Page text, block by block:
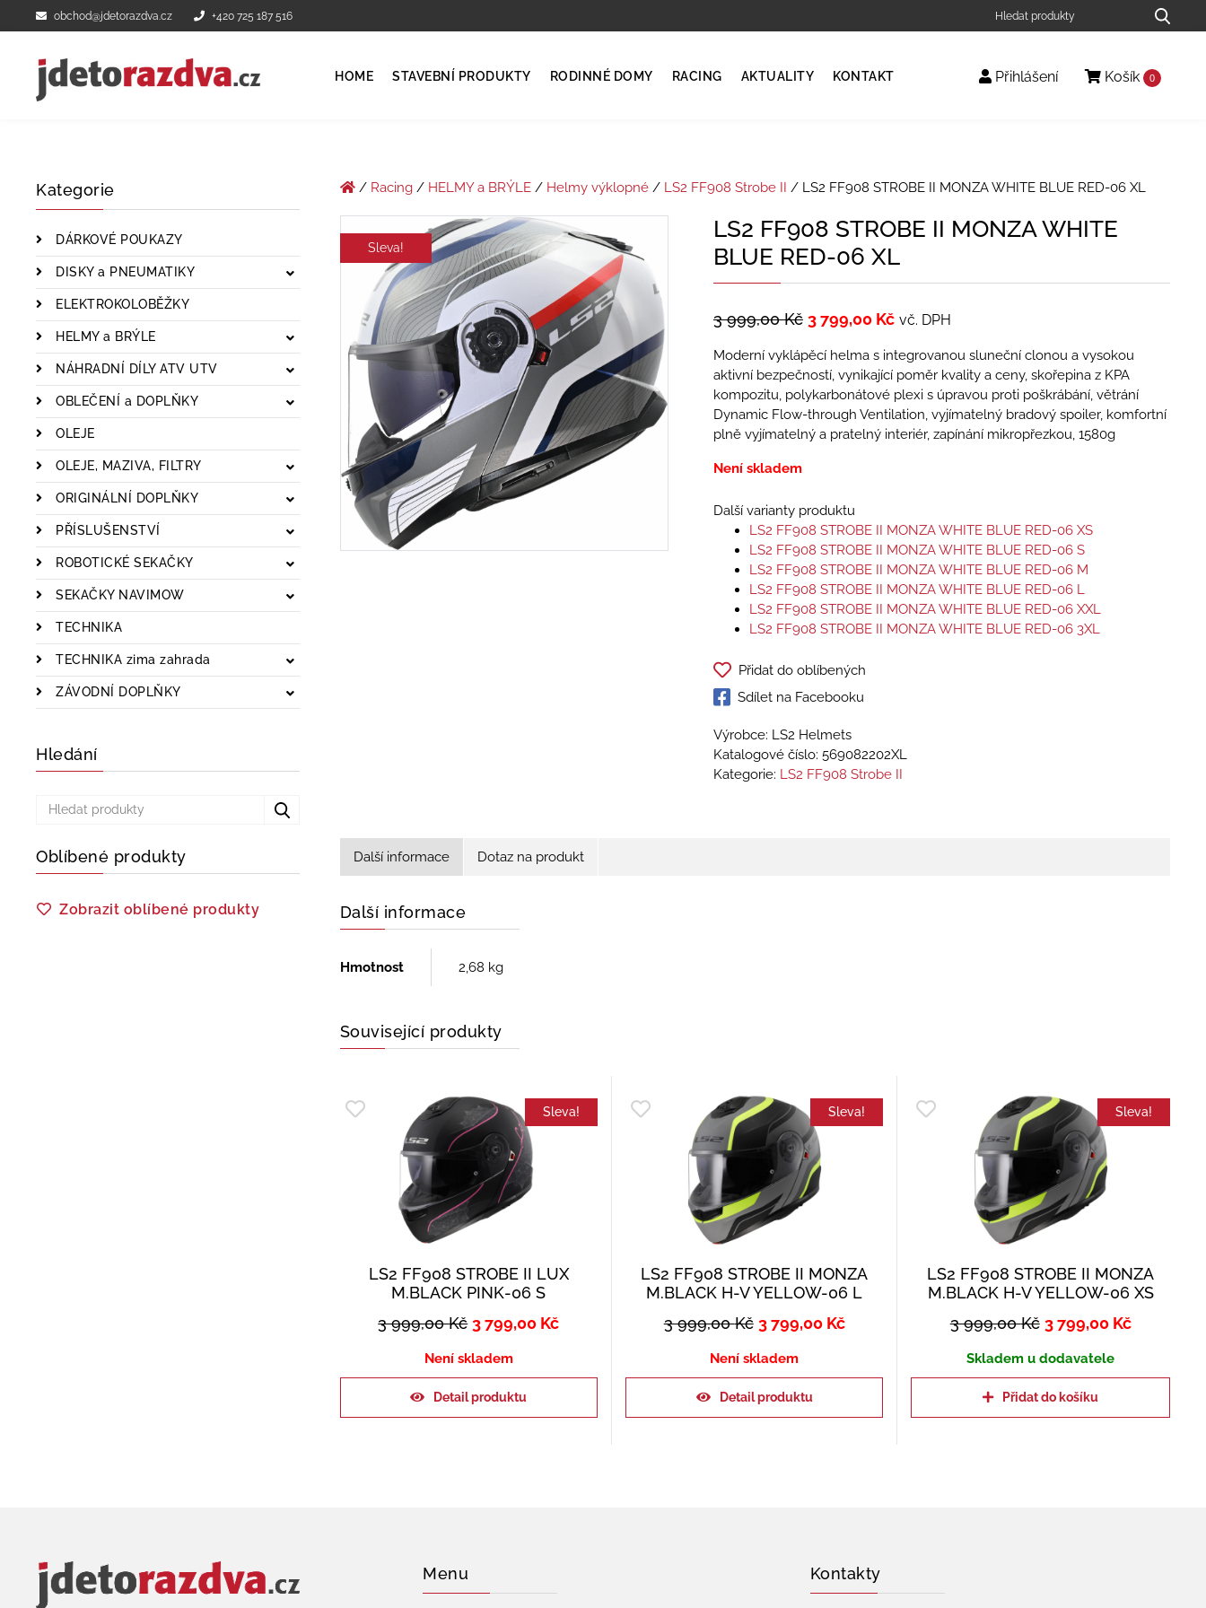
obchod@jdetorazdva.cz +420 725 187 516
HOME STAVEBNÍ PRODUKTY RODINNÉ DOMY RACING AKTUALITY KONTAKT Přihlášení Košík 0
Kategorie
DÁRKOVÉ POUKAZY
DISKY a PNEUMATIKY
ELEKTROKOLOBĚŽKY
HELMY a BRÝLE
NÁHRADNÍ DÍLY ATV UTV
OBLEČENÍ a DOPLŇKY
OLEJE
OLEJE, MAZIVA, FILTRY
ORIGINÁLNÍ DOPLŇKY
PŘÍSLUŠENSTVÍ
ROBOTICKÉ SEKAČKY
SEKAČKY NAVIMOW
TECHNIKA
TECHNIKA zima zahrada
ZÁVODNÍ DOPLŇKY
Hledání
Oblíbené produkty
Zobrazit oblíbené produkty
/ Racing/ HELMY a BRÝLE/ Helmy výklopné/ LS2 FF908 Strobe II / LS2 FF908 STROBE II MONZA WHITE BLUE RED-06 XL
Sleva!
LS2 FF908 STROBE II MONZA WHITE
BLUE RED-06 XL
3 999,00Kč 3 799,00 Kč vč. DPH
Moderní vyklápěcí helma s integrovanou sluneční clonou a vysokou
aktivní bezpečností, vynikající poměr kvality a ceny, skořepina z KPA
kompozitu, polykarbonátové plexi s úpravou proti poškrábání, větrání
Dynamic Flow-­through Ventilation, vyjímatelný bradový spoiler, komfortní
plně vyjímatelný a pratelný interiér, zapínání mikropřezkou, 1580g
Není skladem
Další varianty produktu
LS2 FF908 STROBE II MONZA WHITE BLUE RED-06 XS
LS2 FF908 STROBE II MONZA WHITE BLUE RED-06 S
LS2 FF908 STROBE II MONZA WHITE BLUE RED-06 M
LS2 FF908 STROBE II MONZA WHITE BLUE RED-06 L
LS2 FF908 STROBE II MONZA WHITE BLUE RED-06 XXL
LS2 FF908 STROBE II MONZA WHITE BLUE RED-06 3XL
Přidat do oblíbených
Sdílet na Facebooku
Výrobce: LS2 Helmets
Katalogové číslo: 569082202XL
Kategorie: LS2 FF908 Strobe II
Další informace Dotaz na produkt
Další informace
Hmotnost 2,68 kg
Související produkty
Sleva!
LS2 FF908 STROBE II LUX
M.BLACK PINK-06 S
3 999,00Kč 3 799,00 Kč
Není skladem
Detail produktu
Sleva!
LS2 FF908 STROBE II MONZA
M.BLACK H-V YELLOW-06 L
3 999,00Kč 3 799,00 Kč
Není skladem
Detail produktu
Sleva!
LS2 FF908 STROBE II MONZA
M.BLACK H-V YELLOW-06 XS
3 999,00Kč 3 799,00 Kč
Skladem u dodavatele
Přidat do košíku
Menu Kontakty